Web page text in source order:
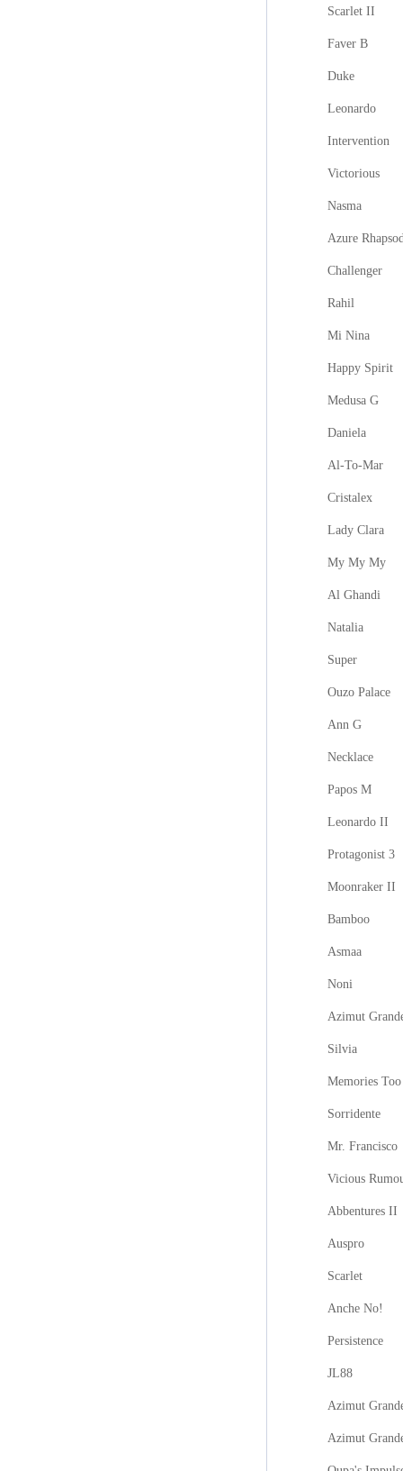
Scarlet II
Faver B
Duke
Leonardo
Intervention
Victorious
Nasma
Azure
Challenger
Rahil
Mi Nina
Happy Spirit
Medusa G
Daniela
Al-To-Mar
Cristalex
Lady Clara
My My My
Al Ghandi
Natalia
Super
Ouzo Palace
Ann G
Necklace
Papos M
Leonardo II
Protagonist 3
Moonraker II
Bamboo
Asmaa
Noni
Azimut
Silvia
Memories Too
Sorridente
Mr. Francisco
Vicious
Abbentures II
Auspro
Scarlet
Anche No!
Persistence
JL88
Azimut
Azimut